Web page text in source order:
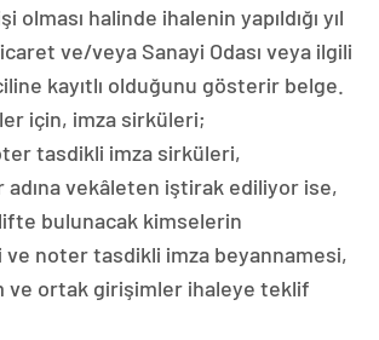
olması halinde ihalenin yapıldığı yıl
ve/veya Sanayi Odası veya ilgili
kayıtlı olduğunu gösterir belge.
için, imza sirküleri;
tasdikli imza sirküleri,
adına vekâleten iştirak ediliyor ise,
bulunacak kimselerin
noter tasdikli imza beyannamesi,
ve ortak girişimler ihaleye teklif